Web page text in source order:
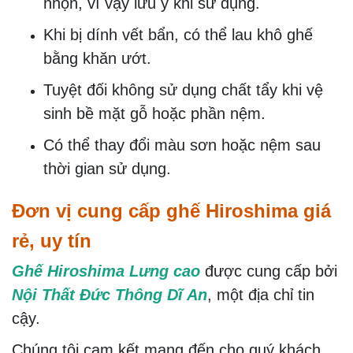
Khi bị dính vết bẩn, có thể lau khô ghế
bằng khăn ướt.
Tuyệt đối không sử dụng chất tẩy khi vệ
sinh bề mặt gỗ hoặc phần nệm.
Có thể thay đổi màu sơn hoặc nệm sau
thời gian sử dụng.
Đơn vị cung cấp ghế Hiroshima giá
rẻ, uy tín
Ghế Hiroshima Lưng cao được cung cấp bởi
Nội Thất Đức Thông Dĩ An, một địa chỉ tin
cậy.